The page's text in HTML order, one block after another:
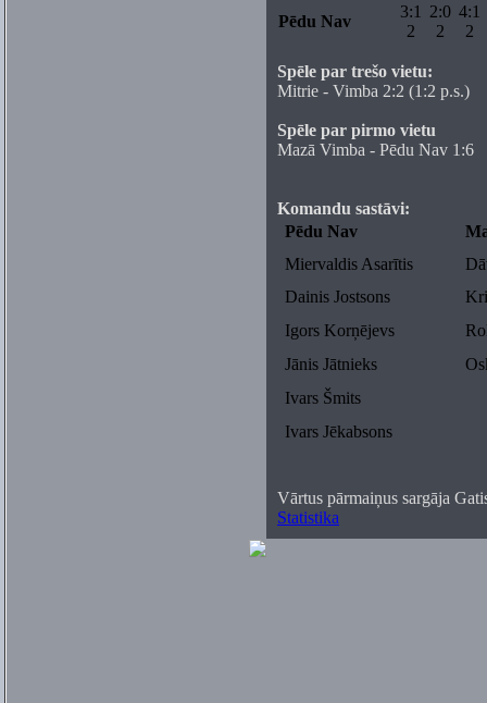
Pēdu Nav
3:1
2
2:0
2
4:1
2
Spēle par trešo vietu:
Mitrie - Vimba 2:2 (1:2 p.s.)
Spēle par pirmo vietu
Mazā Vimba - Pēdu Nav 1:6
Komandu sastāvi:
Pēdu Nav
Miervaldis Asarītis
Dainis Jostsons
Igors Korņējevs
Jānis Jātnieks
Ivars Šmits
Ivars Jēkabsons
Vārtus pārmaiņus sargāja
Statistika